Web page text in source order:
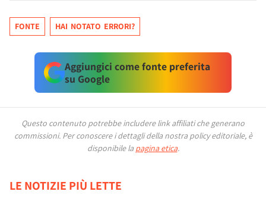
FONTE HAI NOTATO ERRORI?
Aggiungici come fonte preferita
su Google
Questo contenuto potrebbe includere link affiliati che generano
commissioni. Per conoscere i dettagli della nostra policy editoriale, è
disponibile la pagina etica.
LE NOTIZIE PIÙ LETTE